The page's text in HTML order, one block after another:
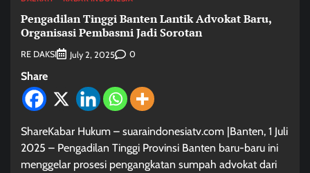
Pengadilan Tinggi Banten Lantik Advokat Baru,
Organisasi Pembasmi Jadi Sorotan
RE DAKSI July 2, 2025 0
Share
ShareKabar Hukum – suaraindonesiatv.com |Banten, 1 Juli
2025 – Pengadilan Tinggi Provinsi Banten baru-baru ini
menggelar prosesi pengangkatan sumpah advokat dari